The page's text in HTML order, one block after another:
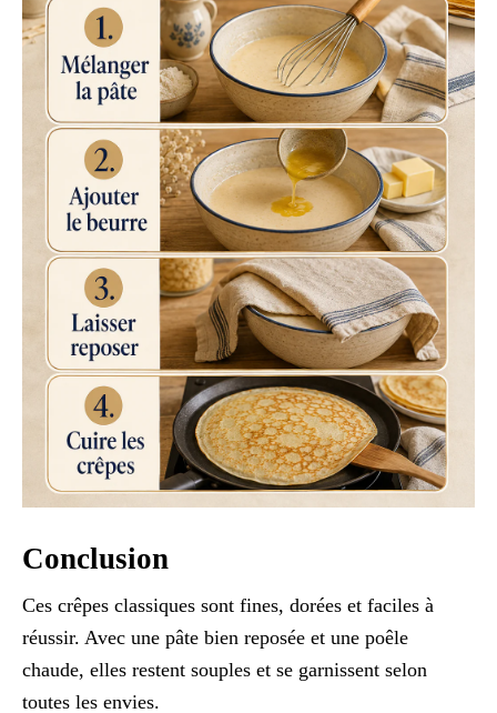
Conclusion
Ces crêpes classiques sont fines, dorées et faciles à
réussir. Avec une pâte bien reposée et une poêle
chaude, elles restent souples et se garnissent selon
toutes les envies.